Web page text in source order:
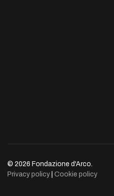
© 2026 Fondazione d'Arco.
Privacy policy Cookie policy